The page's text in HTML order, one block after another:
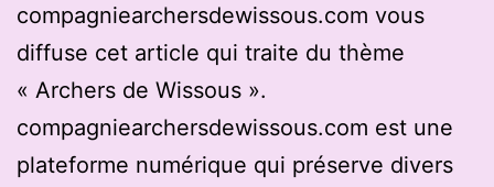
compagniearchersdewissous.com vous
diffuse cet article qui traite du thème
« Archers de Wissous ».
compagniearchersdewissous.com est une
plateforme numérique qui préserve divers